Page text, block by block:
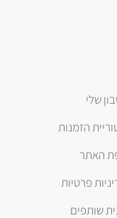
שלי
הזמנות
האתר
פרטיות
שותפים